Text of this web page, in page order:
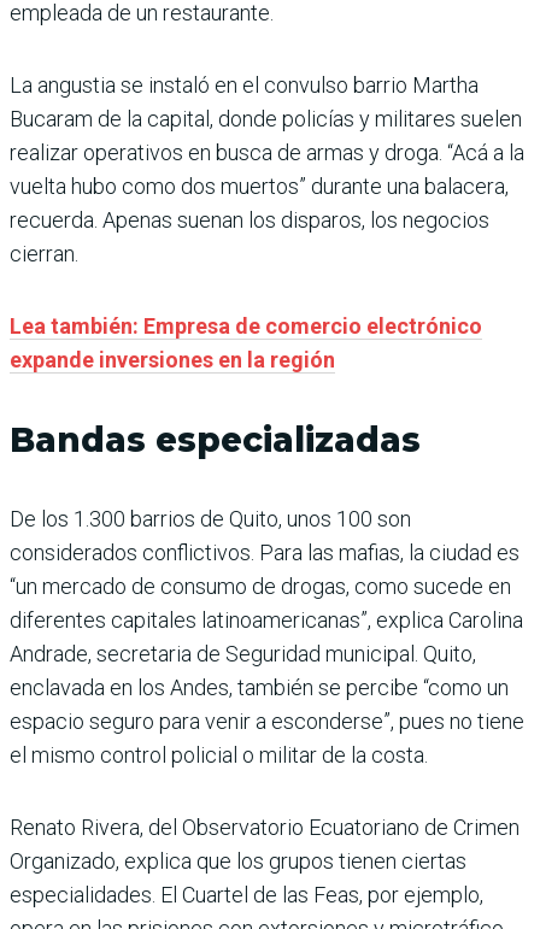
empleada de un restaurante.
La angustia se instaló en el convulso barrio Martha
Bucaram de la capital, donde policías y militares suelen
realizar operativos en busca de armas y droga. “Acá a la
vuelta hubo como dos muertos” durante una balacera,
recuerda. Apenas suenan los disparos, los negocios
cierran.
Lea también: Empresa de comercio electrónico
expande inversiones en la región
Bandas especializadas
De los 1.300 barrios de Quito, unos 100 son
considerados conflictivos. Para las mafias, la ciudad es
“un mercado de consumo de drogas, como sucede en
diferentes capitales latinoamericanas”, explica Carolina
Andrade, secretaria de Seguridad municipal. Quito,
enclavada en los Andes, también se percibe “como un
espacio seguro para venir a esconderse”, pues no tiene
el mismo control policial o militar de la costa.
Renato Rivera, del Observatorio Ecuatoriano de Crimen
Organizado, explica que los grupos tienen ciertas
especialidades. El Cuartel de las Feas, por ejemplo,